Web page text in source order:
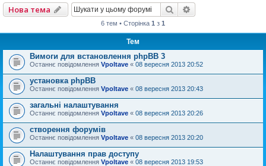
Нова тема Пошук
6 тем • Сторінка 1 з 1
Тем
Вимоги для встановлення phpBB 3
Останнє повідомлення Vpoltave « 08 вересня 2013 20:52
установка phpBB
Останнє повідомлення Vpoltave « 08 вересня 2013 20:43
загальні налаштування
Останнє повідомлення Vpoltave « 08 вересня 2013 20:26
створення форумів
Останнє повідомлення Vpoltave « 08 вересня 2013 20:20
Налаштування прав доступу
Останнє повідомлення Vpoltave « 08 вересня 2013 19:53